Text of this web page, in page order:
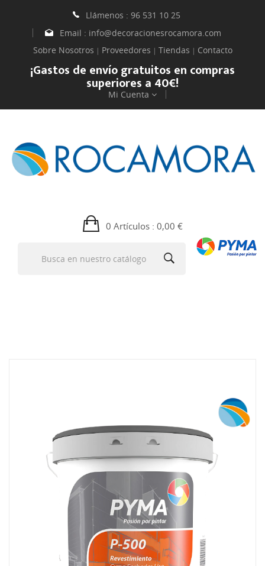
Llámenos : 96 531 10 25
Email : info@decoracionesrocamora.com
Sobre Nosotros | Proveedores | Tiendas | Contacto
¡Gastos de envío gratuitos en compras
superiores a 40€!
Mi Cuenta
0 Artículos: 0,00 €